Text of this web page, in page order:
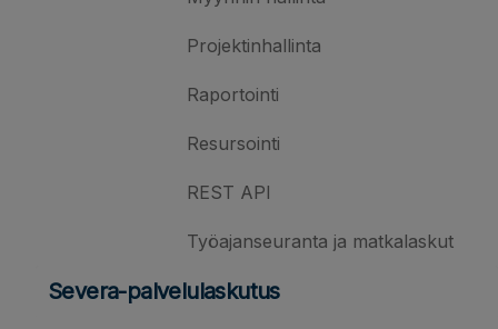
Projektinhallinta
Raportointi
Resursointi
REST API
Työajanseuranta ja matkalaskut
Severa-palvelulaskutus